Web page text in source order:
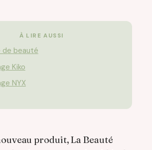
À LIRE AUSSI
de beauté
Kiko
NYX
produit, La Beauté